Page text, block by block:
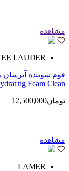
مشاهده
LAUDER
Foam Clean
تومان12,500,000
مشاهده
LAMER